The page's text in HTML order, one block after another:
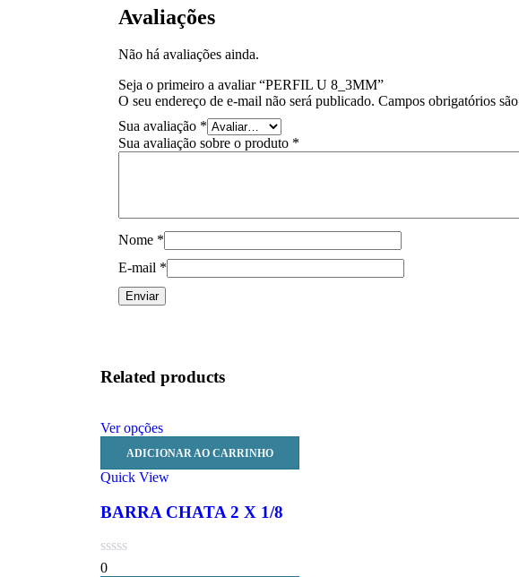
Avaliações
Não há avaliações ainda.
Seja o primeiro a avaliar “PERFIL U 8_3MM”
O seu endereço de e-mail não será publicado. Campos obrigatórios
Sua avaliação *
Sua avaliação sobre o produto *
Nome *
E-mail *
Related products
Ver opções
ADICIONAR AO CARRINHO
Quick View
BARRA CHATA 2 X 1/8
0